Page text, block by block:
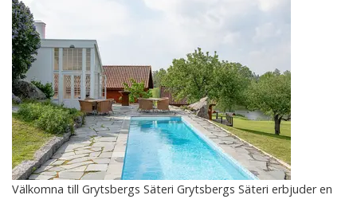
Välkomna till Grytsbergs Säteri Grytsbergs Säteri erbjuder en